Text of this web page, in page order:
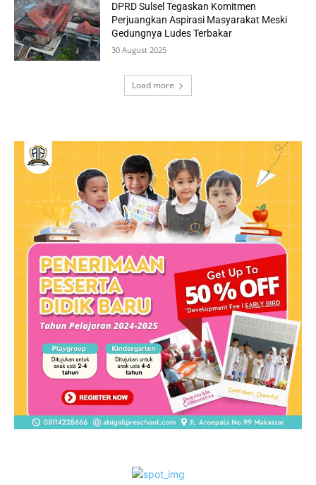
DPRD Sulsel Tegaskan Komitmen
Perjuangkan Aspirasi Masyarakat Meski
Gedungnya Ludes Terbakar
30 August 2025
Load more